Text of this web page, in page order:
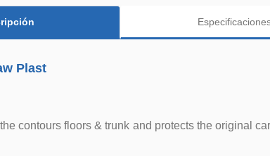
Plast
contours floors & trunk and protects the original